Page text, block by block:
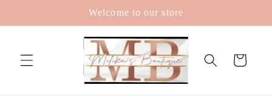
Welcome to our store
Cart